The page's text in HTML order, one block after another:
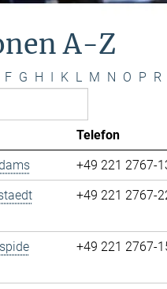
A-Z
F G H I K L M N O P R
Telefon
+49 221 2767-
+49 221 2767-
+49 221 2767-